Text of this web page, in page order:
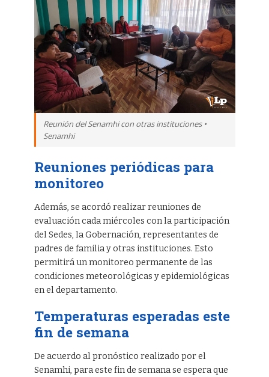
Reunión del Senamhi con otras instituciones •
Senamhi
Reuniones periódicas para
monitoreo
Además, se acordó realizar reuniones de
evaluación cada miércoles con la participación
del Sedes, la Gobernación, representantes de
padres de familia y otras instituciones. Esto
permitirá un monitoreo permanente de las
condiciones meteorológicas y epidemiológicas
en el departamento.
Temperaturas esperadas este
fin de semana
De acuerdo al pronóstico realizado por el
Senamhi, para este fin de semana se espera que